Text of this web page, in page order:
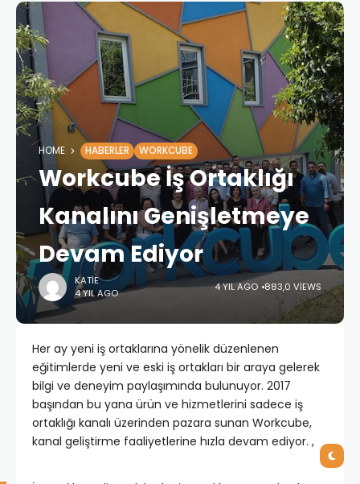
HOME HABERLER WORKCUBE
Workcube İş Ortaklığı
Kanalını Genişletmeye
Devam Ediyor
KATIE
4 YIL AGO
4 YIL AGO 883,0 VIEWS
Her ay yeni iş ortaklarına yönelik düzenlenen
eğitimlerde yeni ve eski iş ortakları bir araya gelerek
bilgi ve deneyim paylaşımında bulunuyor. 2017
başından bu yana ürün ve hizmetlerini sadece iş
ortaklığı kanalı üzerinden pazara sunan Workcube,
kanal geliştirme faaliyetlerine hızla devam ediyor. ,